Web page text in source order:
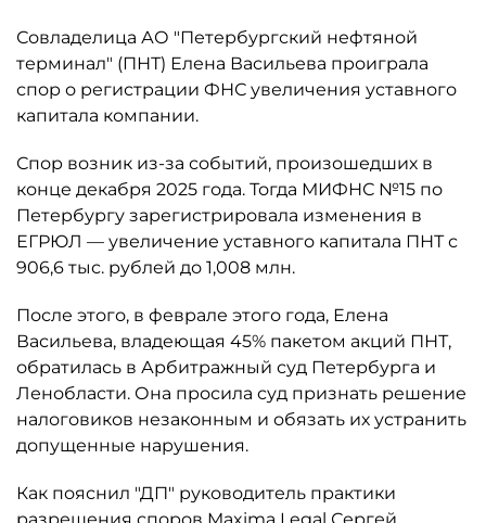
Совладелица АО "Петербургский нефтяной
терминал" (ПНТ) Елена Васильева проиграла
спор о регистрации ФНС увеличения уставного
капитала компании.
Спор возник из-за событий, произошедших в
конце декабря 2025 года. Тогда МИФНС №15 по
Петербургу зарегистрировала изменения в
ЕГРЮЛ — увеличение уставного капитала ПНТ с
906,6 тыс. рублей до 1,008 млн.
После этого, в феврале этого года, Елена
Васильева, владеющая 45% пакетом акций ПНТ,
обратилась в Арбитражный суд Петербурга и
Ленобласти. Она просила суд признать решение
налоговиков незаконным и обязать их устранить
допущенные нарушения.
Как пояснил "ДП" руководитель практики